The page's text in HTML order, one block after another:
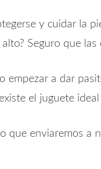
y cuidar la
Seguro que
empezar a dar
el juguete
que enviaremos a